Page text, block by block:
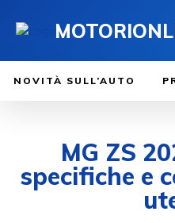
NOVITÀ SULL’AUTO
MG ZS
specifiche e